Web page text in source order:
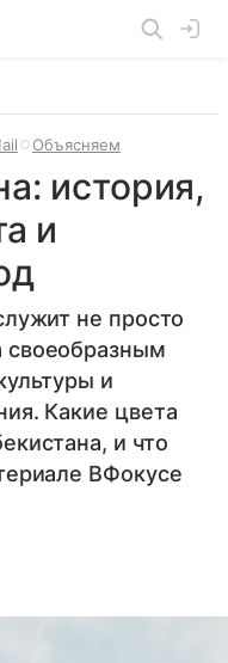
Объясняем
история,
и
не просто
и
Какие цвета
и что
ВФокусе